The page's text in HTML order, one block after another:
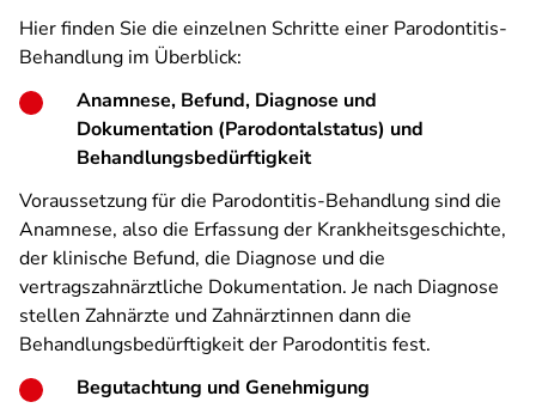
Hier finden Sie die einzelnen Schritte einer Parodontitis-
Behandlung im Überblick:
Anamnese, Befund, Diagnose und
Dokumentation (Parodontalstatus) und
Behandlungsbedürftigkeit
Voraussetzung für die Parodontitis-Behandlung sind die
Anamnese, also die Erfassung der Krankheitsgeschichte,
der klinische Befund, die Diagnose und die
vertragszahnärztliche Dokumentation. Je nach Diagnose
stellen Zahnärzte und Zahnärztinnen dann die
Behandlungsbedürftigkeit der Parodontitis fest.
Begutachtung und Genehmigung